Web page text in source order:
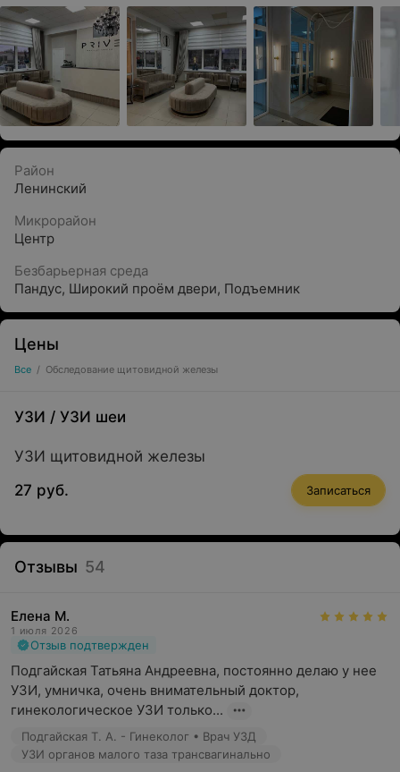
Район
Ленинский
Микрорайон
Центр
Безбарьерная среда
Пандус, Широкий проём двери, Подъемник
Цены
Все / Обследование щитовидной железы
УЗИ / УЗИ шеи
УЗИ щитовидной железы
27 руб.
Записаться
Отзывы 54
Елена М.
1 июля 2026
Отзыв подтвержден
Подгайская Татьяна Андреевна, постоянно делаю у нее
УЗИ, умничка, очень внимательный доктор,
гинекологическое УЗИ только...
Подгайская Т. А. - Гинеколог • Врач УЗД
УЗИ органов малого таза трансвагинально